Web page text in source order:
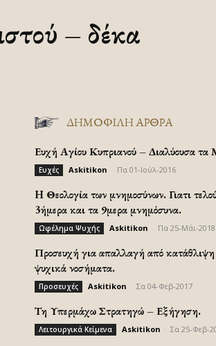
– δέκα
ΔΗΜΟΦΙΛΗ ΑΡΘΡΑ
Ευχή Αγίου Κυπριανού – Διαλύουσα τα
Ευχές Askitikon Πα 01-Ιούλ-2016
H Θεολογία των μνημοσύνων. Γιατι
3ήμερα και τα 9μερα μνημόσυνα.
Ωφέλημα Ψυχής Askitikon Πα 25-Μάι-2018
Προσευχή για απαλλαγή από
ψυχικά νοσήματα.
Προσευχές Askitikon Σα 04-Φεβ-2017
Τη Υπερμάχω Στρατηγώ – Εξήγηση.
Λειτουργικά Κείμενα Askitikon Σα 25-Φεβ-